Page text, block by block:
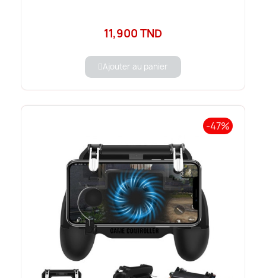
11,900 TND
Ajouter au panier
-47%